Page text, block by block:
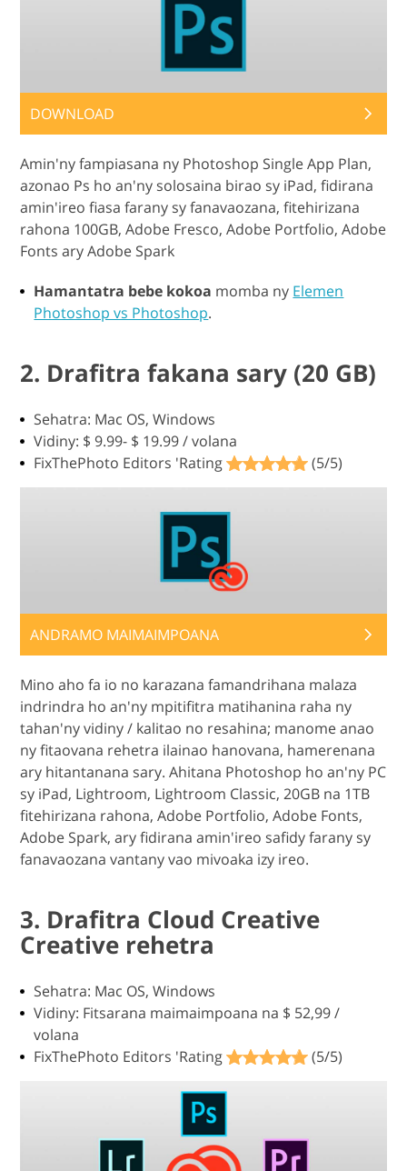
DOWNLOAD
Amin'ny fampiasana ny Photoshop Single App Plan,
azonao Ps ho an'ny solosaina birao sy iPad, fidirana
amin'ireo fiasa farany sy fanavaozana, fitehirizana
rahona 100GB, Adobe Fresco, Adobe Portfolio, Adobe
Fonts ary Adobe Spark
Hamantatra bebe kokoa momba ny Elemen
Photoshop vs Photoshop.
2. Drafitra fakana sary (20 GB)
Sehatra: Mac OS, Windows
Vidiny: $ 9.99- $ 19.99 / volana
FixThePhoto Editors 'Rating
(5/5)
ANDRAMO MAIMAIMPOANA
Mino aho fa io no karazana famandrihana malaza
indrindra ho an'ny mpitifitra matihanina raha ny
tahan'ny vidiny / kalitao no resahina; manome anao
ny fitaovana rehetra ilainao hanovana, hamerenana
ary hitantanana sary. Ahitana Photoshop ho an'ny PC
sy iPad, Lightroom, Lightroom Classic, 20GB na 1TB
fitehirizana rahona, Adobe Portfolio, Adobe Fonts,
Adobe Spark, ary fidirana amin'ireo safidy farany sy
fanavaozana vantany vao mivoaka izy ireo.
3. Drafitra Cloud Creative
Creative rehetra
Sehatra: Mac OS, Windows
Vidiny: Fitsarana maimaimpoana na $ 52,99 /
volana
FixThePhoto Editors 'Rating
(5/5)